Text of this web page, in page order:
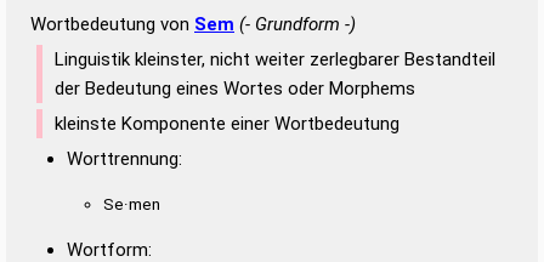
Wortbedeutung von Sem (- Grundform -)
Linguistik kleinster, nicht weiter zerlegbarer Bestandteil
der Bedeutung eines Wortes oder Morphems
kleinste Komponente einer Wortbedeutung
Worttrennung:
Se·men
Wortform: